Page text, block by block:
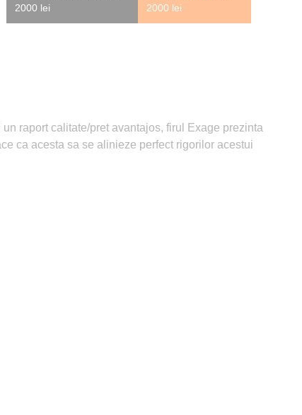
2000 lei
2000 lei
raport calitate/pret avantajos, firul Exage prezinta
ca acesta sa se alinieze perfect rigorilor acestui